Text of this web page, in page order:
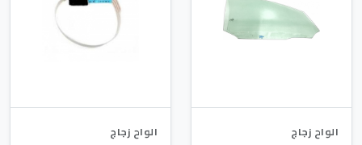
الواح زجاج الواح زجاج